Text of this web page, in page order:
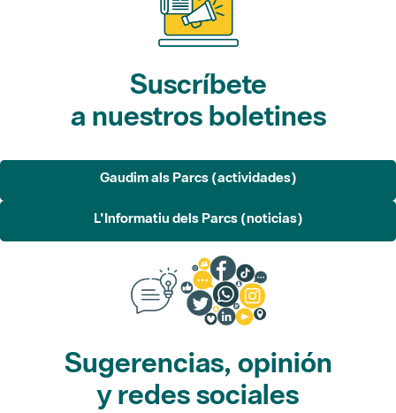
Suscríbete
a nuestros boletines
Gaudim als Parcs (actividades)
Sugerencias, opinión
y redes sociales
Sugerencias